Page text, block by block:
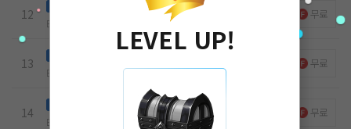
12
Ep.12 21.11.21
무료
13
Ep.13 0 3k 21.11.30
무료
14
Ep.14 4.1k 21.11.30
무료
LEVEL UP!